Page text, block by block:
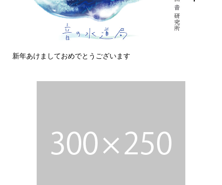
新年あけましておめでとうございます